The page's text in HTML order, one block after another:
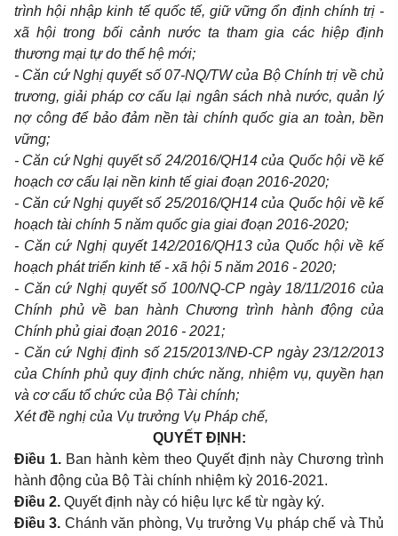
trình hội nhập kinh tế quốc tế, giữ vững ổn định chính trị -
xã hội trong bối cảnh nước ta tham gia các hiệp định
thương mại tự do thế hệ mới;
- Căn cứ Nghị quyết số 07-NQ/TW của Bộ Chính trị về chủ
trương, giải pháp cơ cấu lại ngân sách nhà nước, quản lý
nợ công để bảo đảm nền tài chính quốc gia an toàn, bền
vững;
- Căn cứ Nghị quyết số 24/2016/QH14 của Quốc hội về kế
hoạch cơ cấu lại nền kinh tế giai đoạn 2016-2020;
- Căn cứ Nghị quyết số 25/2016/QH14 của Quốc hội về kế
hoạch tài chính 5 năm quốc gia giai đoạn 2016-2020;
- Căn cứ Nghị quyết 142/2016/QH13 của Quốc hội về kế
hoạch phát triển kinh tế - xã hội 5 năm 2016 - 2020;
- Căn cứ Nghị quyết số 100/NQ-CP ngày 18/11/2016 của
Chính phủ về ban hành Chương trình hành động của
Chính phủ giai đoạn 2016 - 2021;
- Căn cứ Nghị định số 215/2013/NĐ-CP ngày 23/12/2013
của Chính phủ quy định chức năng, nhiệm vụ, quyền hạn
và cơ cấu tổ chức của Bộ Tài chính;
Xét đề nghị của Vụ trưởng Vụ Pháp chế,
QUYẾT ĐỊNH:
Điều 1. Ban hành kèm theo Quyết định này Chương trình
hành động của Bộ Tài chính nhiệm kỳ 2016-2021.
Điều 2. Quyết định này có hiệu lực kể từ ngày ký.
Điều 3. Chánh văn phòng, Vụ trưởng Vụ pháp chế và Thủ